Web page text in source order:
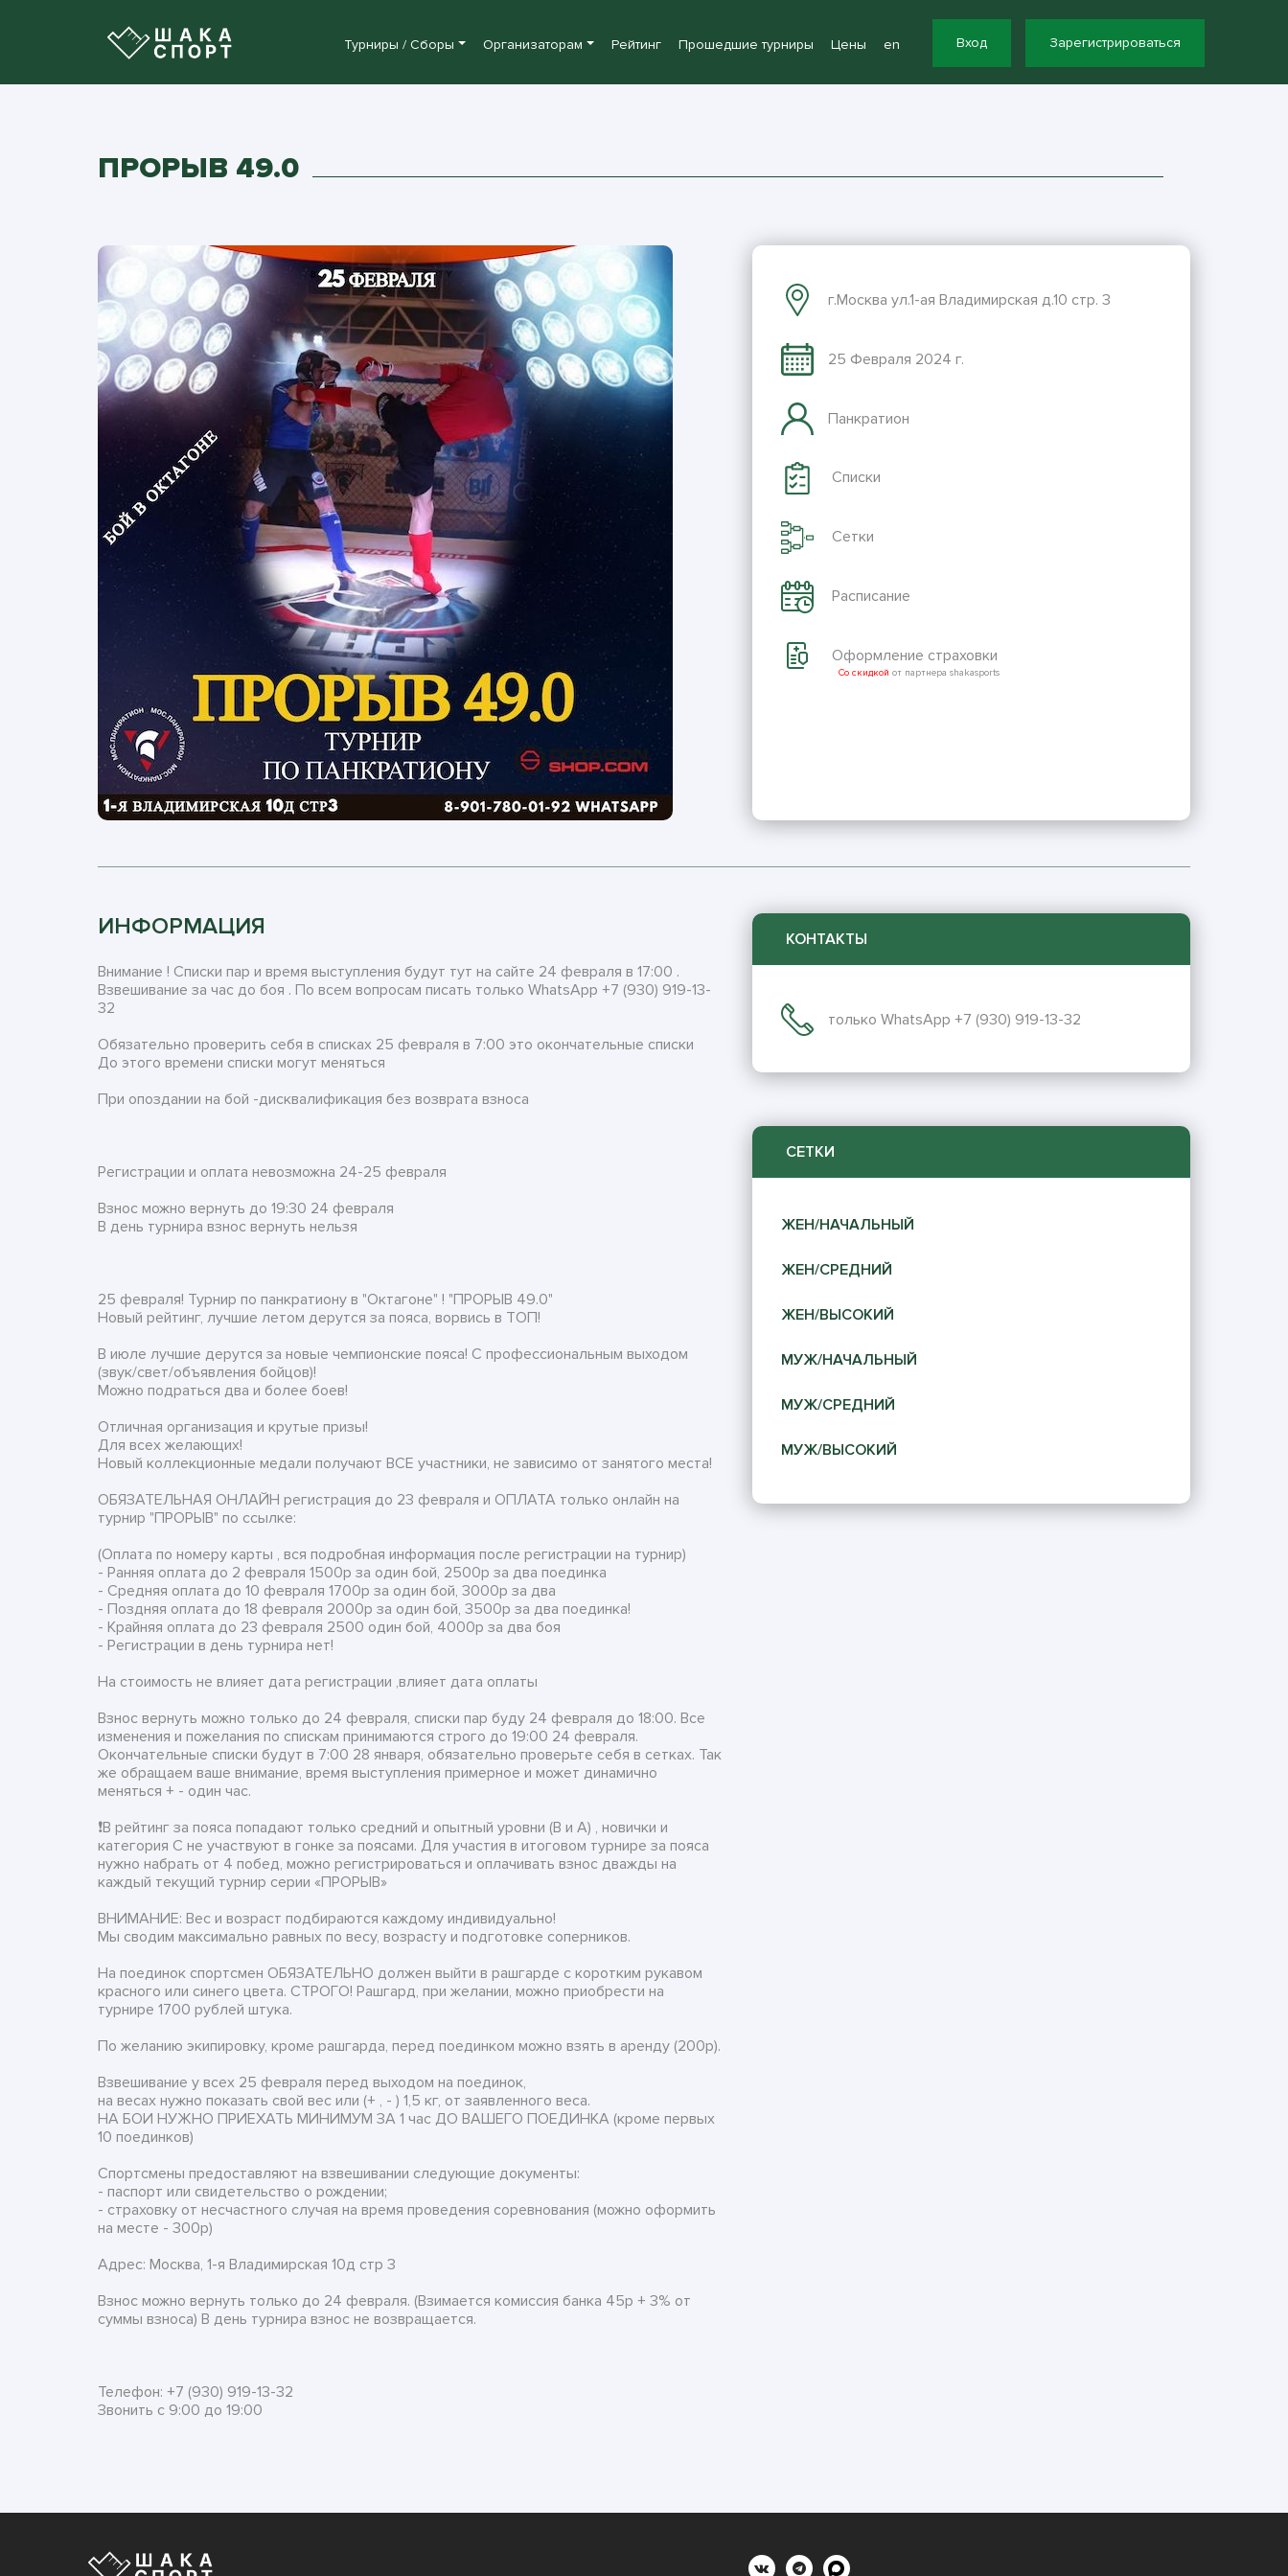
Турниры / Сборы Организаторам Рейтинг Прошедшие турниры Цены en Вход Зарегистрироваться
ПРОРЫВ 49.0
г.Москва ул.1-ая Владимирская д.10 стр. 3
25 Февраля 2024 г.
Панкратион
Списки
Сетки
Расписание
Оформление страховки
Со скидкой от партнера shakasports
ИНФОРМАЦИЯ
Внимание ! Списки пар и время выступления будут тут на сайте 24 февраля в 17:00 .
Взвешивание за час до боя . По всем вопросам писать только WhatsApp +7 (930) 919-13-
32
Обязательно проверить себя в списках 25 февраля в 7:00 это окончательные списки
До этого времени списки могут меняться
При опоздании на бой -дисквалификация без возврата взноса
Регистрации и оплата невозможна 24-25 февраля
Взнос можно вернуть до 19:30 24 февраля
В день турнира взнос вернуть нельзя
25 февраля! Турнир по панкратиону в "Октагоне" ! "ПРОРЫВ 49.0"
Новый рейтинг, лучшие летом дерутся за пояса, ворвись в ТОП!
В июле лучшие дерутся за новые чемпионские пояса! С профессиональным выходом
(звук/свет/объявления бойцов)!
Можно подраться два и более боев!
Отличная организация и крутые призы!
Для всех желающих!
Новый коллекционные медали получают ВСЕ участники, не зависимо от занятого места!
ОБЯЗАТЕЛЬНАЯ ОНЛАЙН регистрация до 23 февраля и ОПЛАТА только онлайн на
турнир "ПРОРЫВ" по ссылке:
(Оплата по номеру карты , вся подробная информация после регистрации на турнир)
- Ранняя оплата до 2 февраля 1500р за один бой, 2500р за два поединка
- Средняя оплата до 10 февраля 1700р за один бой, 3000р за два
- Поздняя оплата до 18 февраля 2000р за один бой, 3500р за два поединка!
- Крайняя оплата до 23 февраля 2500 один бой, 4000р за два боя
- Регистрации в день турнира нет!
На стоимость не влияет дата регистрации ,влияет дата оплаты
Взнос вернуть можно только до 24 февраля, списки пар буду 24 февраля до 18:00. Все
изменения и пожелания по спискам принимаются строго до 19:00 24 февраля.
Окончательные списки будут в 7:00 28 января, обязательно проверьте себя в сетках. Так
же обращаем ваше внимание, время выступления примерное и может динамично
меняться + - один час.
❗В рейтинг за пояса попадают только средний и опытный уровни (В и А) , новички и
категория С не участвуют в гонке за поясами. Для участия в итоговом турнире за пояса
нужно набрать от 4 побед, можно регистрироваться и оплачивать взнос дважды на
каждый текущий турнир серии «ПРОРЫВ»
ВНИМАНИЕ: Вес и возраст подбираются каждому индивидуально!
Мы сводим максимально равных по весу, возрасту и подготовке соперников.
На поединок спортсмен ОБЯЗАТЕЛЬНО должен выйти в рашгарде с коротким рукавом
красного или синего цвета. СТРОГО! Рашгард, при желании, можно приобрести на
турнире 1700 рублей штука.
По желанию экипировку, кроме рашгарда, перед поединком можно взять в аренду (200р).
Взвешивание у всех 25 февраля перед выходом на поединок,
на весах нужно показать свой вес или (+ , - ) 1,5 кг, от заявленного веса.
НА БОИ НУЖНО ПРИЕХАТЬ МИНИМУМ ЗА 1 час ДО ВАШЕГО ПОЕДИНКА (кроме первых
10 поединков)
Спортсмены предоставляют на взвешивании следующие документы:
- паспорт или свидетельство о рождении;
- страховку от несчастного случая на время проведения соревнования (можно оформить
на месте - 300р)
Адрес: Москва, 1-я Владимирская 10д стр 3
Взнос можно вернуть только до 24 февраля. (Взимается комиссия банка 45р + 3% от
суммы взноса) В день турнира взнос не возвращается.
Телефон: +7 (930) 919-13-32
Звонить с 9:00 до 19:00
КОНТАКТЫ
только WhatsApp +7 (930) 919-13-32
СЕТКИ
ЖЕН/НАЧАЛЬНЫЙ
ЖЕН/СРЕДНИЙ
ЖЕН/ВЫСОКИЙ
МУЖ/НАЧАЛЬНЫЙ
МУЖ/СРЕДНИЙ
МУЖ/ВЫСОКИЙ